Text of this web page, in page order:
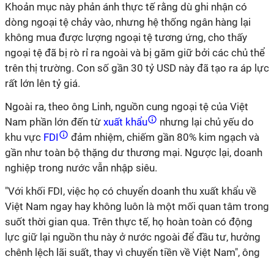
Khoản mục này phản ánh thực tế rằng dù ghi nhận có
dòng ngoại tệ chảy vào, nhưng hệ thống ngân hàng lại
không mua được lượng ngoại tệ tương ứng, cho thấy
ngoại tệ đã bị rò rỉ ra ngoài và bị găm giữ bởi các chủ thể
trên thị trường. Con số gần 30 tỷ USD này đã tạo ra áp lực
rất lớn lên tỷ giá.
Ngoài ra, theo ông Linh, nguồn cung ngoại tệ của Việt
Nam phần lớn đến từ xuất khẩu
nhưng lại chủ yếu do
khu vực FDI
đảm nhiệm, chiếm gần 80% kim ngạch và
gần như toàn bộ thặng dư thương mại. Ngược lại, doanh
nghiệp trong nước vẫn nhập siêu.
"Với khối FDI, việc họ có chuyển doanh thu xuất khẩu về
Việt Nam ngay hay không luôn là một mối quan tâm trong
suốt thời gian qua. Trên thực tế, họ hoàn toàn có động
lực giữ lại nguồn thu này ở nước ngoài để đầu tư, hưởng
chênh lệch lãi suất, thay vì chuyển tiền về Việt Nam", ông